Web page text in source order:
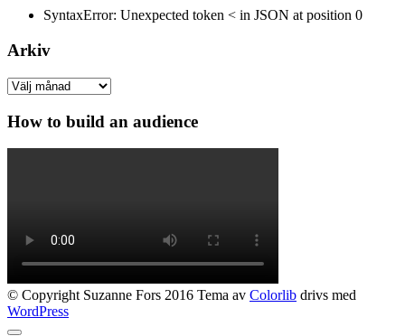
SyntaxError: Unexpected token < in JSON at position 0
Arkiv
Arkiv
How to build an audience
© Copyright Suzanne Fors 2016 Tema av Colorlib drivs med
WordPress